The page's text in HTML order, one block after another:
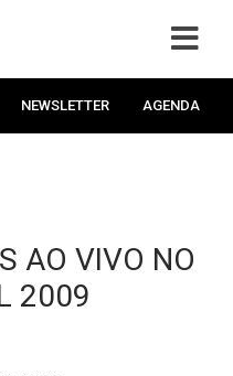
NEWSLETTER AGENDA
AO VIVO NO
2009